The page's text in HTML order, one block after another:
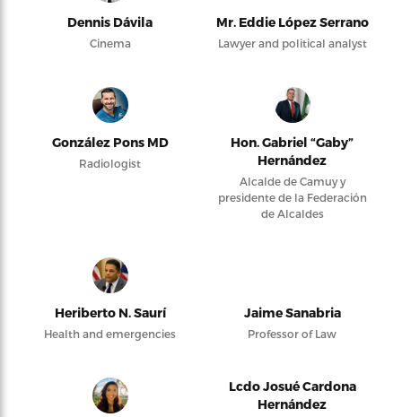
Dennis Dávila
Cinema
Mr. Eddie López Serrano
Lawyer and political analyst
González Pons MD
Radiologist
Hon. Gabriel “Gaby”
Hernández
Alcalde de Camuy y
presidente de la Federación
de Alcaldes
Heriberto N. Saurí
Health and emergencies
Jaime Sanabria
Professor of Law
Lcdo Josué Cardona
Hernández